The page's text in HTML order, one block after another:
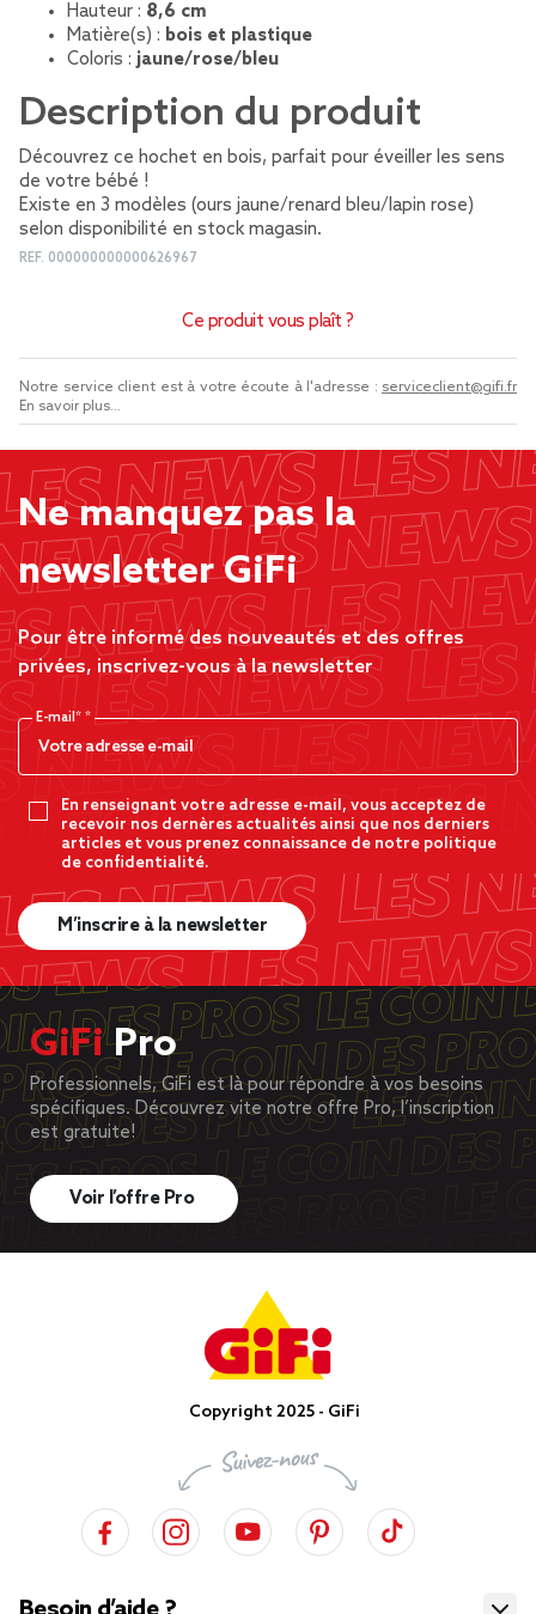
Hauteur : 8,6 cm
Matière(s) : bois et plastique
Coloris : jaune/rose/bleu
Description du produit
Découvrez ce hochet en bois, parfait pour éveiller les sens
de votre bébé !
Existe en 3 modèles (ours jaune/renard bleu/lapin rose)
selon disponibilité en stock magasin.
REF. 000000000000626967
Ce produit vous plaît ?
Notre service client est à votre écoute à l'adresse : serviceclient@gifi.fr
En savoir plus...
Ne manquez pas la
newsletter GiFi
Pour être informé des nouveautés et des offres
privées, inscrivez-vous à la newsletter
E-mail*
En renseignant votre adresse e-mail, vous acceptez de
recevoir nos dernères actualités ainsi que nos derniers
articles et vous prenez connaissance de notre politique
de confidentialité.
M’inscrire à la newsletter
GiFiPro
Professionnels, GiFi est là pour répondre à vos besoins
spécifiques. Découvrez vite notre offre Pro, l’inscription
est gratuite!
Voir l’offre Pro
Copyright 2025 - GiFi